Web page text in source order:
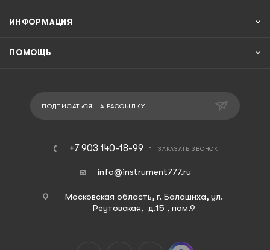
ИНФОРМАЦИЯ
ПОМОЩЬ
ПОДПИСАТЬСЯ НА РАССЫЛКУ
+7 903 140-18-99 ЗАКАЗАТЬ ЗВОНОК
info@instrument777.ru
Московская область, г. Балашиха, ул.
Реутовская, д.15 , пом.9